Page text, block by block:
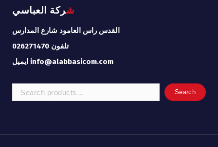
شركة العباسي
القدس راس العامود شارع المدارس
تلفون 026271470
ايميل info@alabbasicom.com
Search
Search